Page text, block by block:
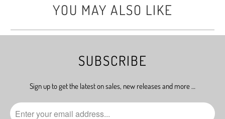
YOU MAY ALSO LIKE
SUBSCRIBE
Sign up to get the latest on sales, new releases and more …